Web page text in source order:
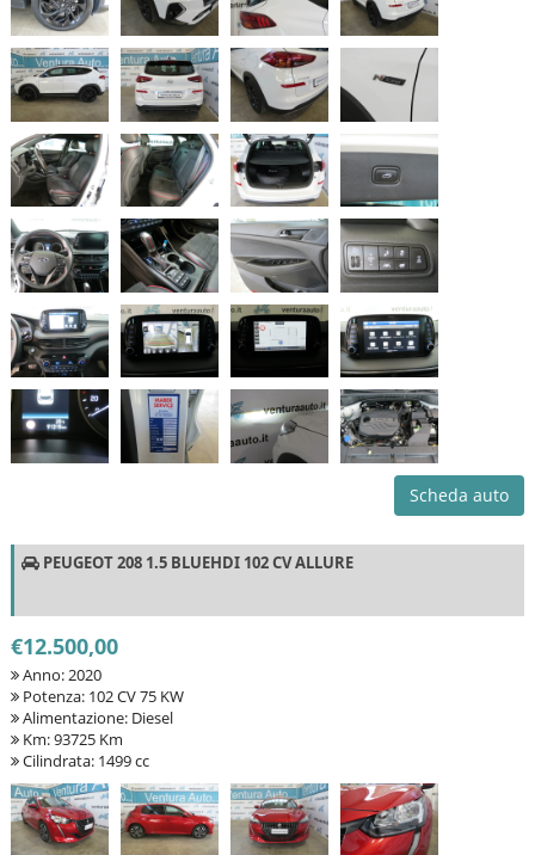
Scheda auto
PEUGEOT 208 1.5 BLUEHDI 102 CV ALLURE
€12.500,00
Anno: 2020
Potenza: 102 CV 75 KW
Alimentazione: Diesel
Km: 93725 Km
Cilindrata: 1499 cc